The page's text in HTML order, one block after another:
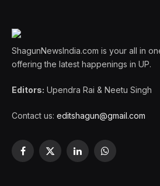
ShagunNewsIndia.com is your all in
offering the latest happenings in UP.
Editors: Upendra Rai & Neetu Singh
Contact us: editshagun@gmail.com
Facebook
X
LinkedInWhatsApp